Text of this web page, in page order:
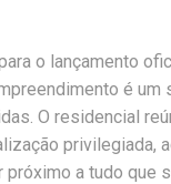
o lançamento
é um
O residencial
privilegiada,
a tudo que